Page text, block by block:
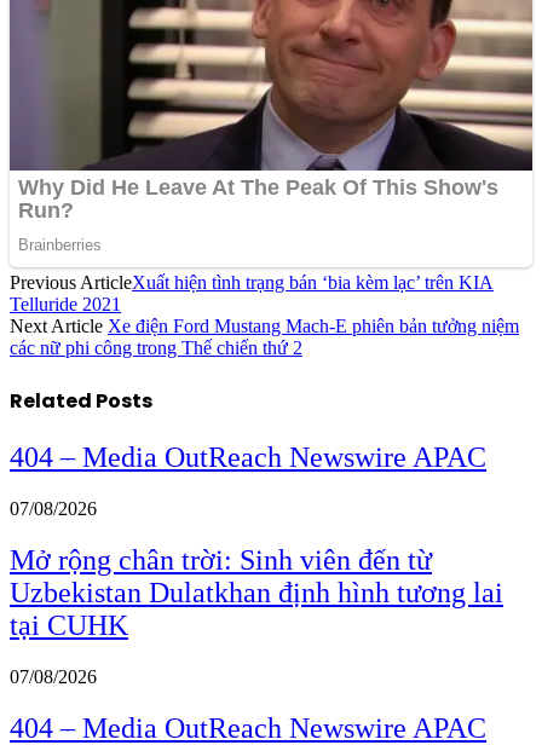
Previous ArticleXuất hiện tình trạng bán ‘bia kèm lạc’ trên KIA
Telluride 2021
Next Article Xe điện Ford Mustang Mach-E phiên bản tưởng niệm
các nữ phi công trong Thế chiến thứ 2
Related Posts
404 – Media OutReach Newswire APAC
07/08/2026
Mở rộng chân trời: Sinh viên đến từ
Uzbekistan Dulatkhan định hình tương lai
tại CUHK
07/08/2026
404 – Media OutReach Newswire APAC